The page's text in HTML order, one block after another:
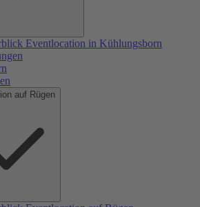
Eventlocation in Kühlungsborn
auf Rügen